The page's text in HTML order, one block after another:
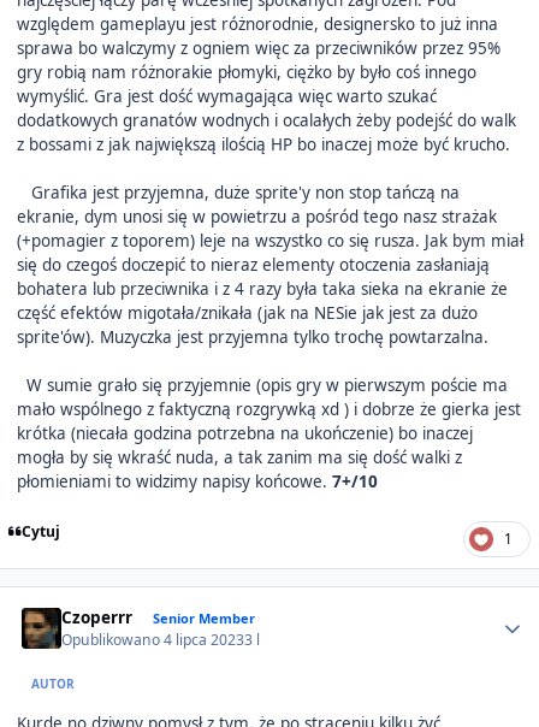
względem gameplayu jest różnorodnie, designersko to już inna
sprawa bo walczymy z ogniem więc za przeciwników przez 95%
gry robią nam różnorakie płomyki, ciężko by było coś innego
wymyślić. Gra jest dość wymagająca więc warto szukać
dodatkowych granatów wodnych i ocalałych żeby podejść do walk
z bossami z jak największą ilością HP bo inaczej może być krucho.
Grafika jest przyjemna, duże sprite'y non stop tańczą na
ekranie, dym unosi się w powietrzu a pośród tego nasz strażak
(+pomagier z toporem) leje na wszystko co się rusza. Jak bym miał
się do czegoś doczepić to nieraz elementy otoczenia zasłaniają
bohatera lub przeciwnika i z 4 razy była taka sieka na ekranie że
część efektów migotała/znikała (jak na NESie jak jest za dużo
sprite'ów). Muzyczka jest przyjemna tylko trochę powtarzalna.
W sumie grało się przyjemnie (opis gry w pierwszym poście ma
mało wspólnego z faktyczną rozgrywką xd ) i dobrze że gierka jest
krótka (niecała godzina potrzebna na ukończenie) bo inaczej
mogła by się wkraść nuda, a tak zanim ma się dość walki z
płomieniami to widzimy napisy końcowe. 7+/10
Cytuj 1
Czoperrr Senior Member
Opublikowano4 lipca 20233 l
AUTOR